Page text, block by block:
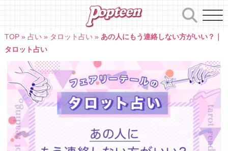
TOP» 占い» タロット占い» あの人にもう連絡しない方がいい？｜
タロット占い